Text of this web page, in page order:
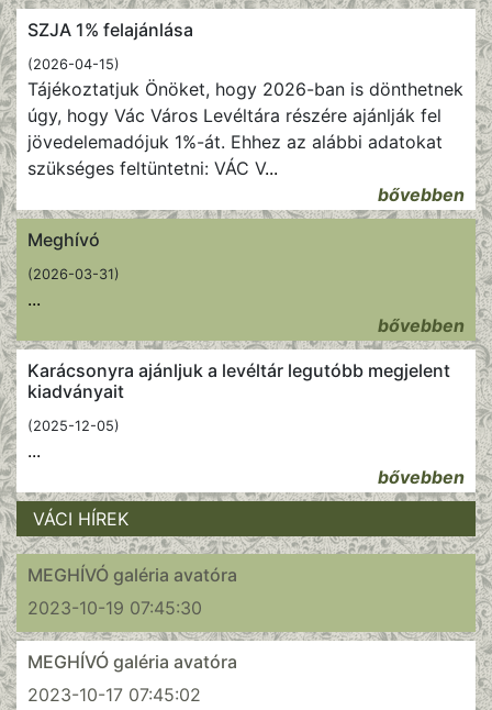
SZJA 1% felajánlása
(2026-04-15)
Tájékoztatjuk Önöket, hogy 2026-ban is dönthetnek
úgy, hogy Vác Város Levéltára részére ajánlják fel
jövedelemadójuk 1%-át. Ehhez az alábbi adatokat
szükséges feltüntetni: VÁC V...
bővebben
Meghívó
(2026-03-31)
...
bővebben
Karácsonyra ajánljuk a levéltár legutóbb megjelent
kiadványait
(2025-12-05)
...
bővebben
VÁCI HÍREK
MEGHÍVÓ galéria avatóra
2023-10-19 07:45:30
MEGHÍVÓ galéria avatóra
2023-10-17 07:45:02